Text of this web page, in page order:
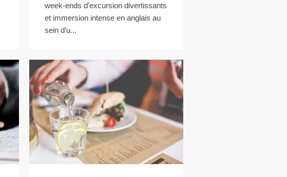
week-ends d’excursion divertissants
et immersion intense en anglais au
sein d’u...